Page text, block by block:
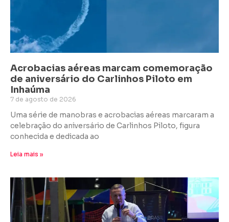
Acrobacias aéreas marcam comemoração
de aniversário do Carlinhos Piloto em
Inhaúma
7 de agosto de 2026
Uma série de manobras e acrobacias aéreas marcaram a
celebração do aniversário de Carlinhos Piloto, figura
conhecida e dedicada ao
Leia mais »